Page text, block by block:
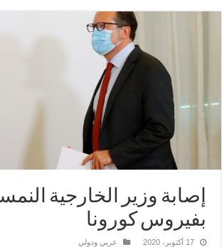
إصابة وزير الخارجية
بفيروس كورونا
17 أكتوبر، 2020 عربي ودولي